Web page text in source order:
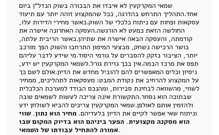
שמאי המקרקעין לא איבדו את הבכורה בשוק הנדל"ן ביום
אחד.התהליך התרחש בהדרגה, ככל שהמקצוע זוהה יותר עם תיעוד
עסקאות ופחות עם ניתוח כלכלי של השוק.כאשר מחירי הדירות עלו,
החולשה הזאת כמעט לא הורגשה.העסקה האחרונה אישרה את
קודמתה, והעסקה הבאה אישרה את שתיהן.כאשר הריבית עלתה,
כושר הרכישה נשחק, מבצעי המימון התרחבו והשוק הפך מורכב
יותר, הציבור נזקק להסברים על גורמי היסוד.מי שידע לדבר עליהם
תפס את מרכז הבמה.אין בכך גזירת גורל.לשמאי המקרקעין יש ידע,
ניסיון וכלים המאפשרים להם להוביל מחדש את הדיון.אולם לשם כך
על המקצוע להרחיב את נקודת המבט: מעסקאות לתהליכים, ממחיר
לשווי, מהשוואה לבחינת סבירות, ומהנכס הבודד למערכת הכלכלית
שבתוכה הוא נסחר.התקשורת אינה צריכה לעשות לשמאים טובה
ולהזמין אותם לאולפן.שמאי המקרקעין צריכים להביא לשולחן ידע
וניתוח שאי אפשר לקיים את הדיון בלעדיהם. מחיר הוא נתון. שווי
הוא מסקנה מקצועית. הפער ביניהם הוא בדיוק המקום שבו
אמורה להתחיל עבודתו של השמאי.